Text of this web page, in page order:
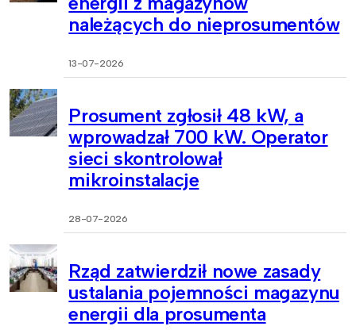
należących do nieprosumentów
13-07-2026
Prosument zgłosił 48 kW, a
wprowadzał 700 kW. Operator
sieci skontrolował
mikroinstalacje
28-07-2026
Rząd zatwierdził nowe zasady
ustalania pojemności magazynu
energii dla prosumenta